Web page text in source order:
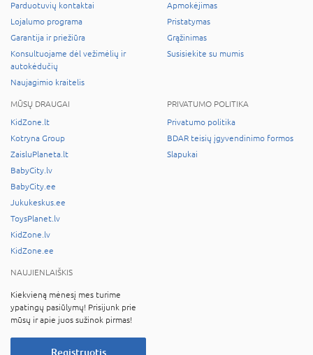
Parduotuvių kontaktai
Lojalumo programa
Garantija ir priežiūra
Konsultuojame dėl vežimėlių ir
autokėdučių
Naujagimio kraitelis
Apmokėjimas
Pristatymas
Grąžinimas
Susisiekite su mumis
MŪSŲ DRAUGAI
KidZone.lt
Kotryna Group
ZaisluPlaneta.lt
BabyCity.lv
BabyCity.ee
Jukukeskus.ee
ToysPlanet.lv
KidZone.lv
KidZone.ee
PRIVATUMO POLITIKA
Privatumo politika
BDAR teisių įgyvendinimo formos
Slapukai
NAUJIENLAIŠKIS
Kiekvieną mėnesį mes turime
ypatingų pasiūlymų! Prisijunk prie
mūsų ir apie juos sužinok pirmas!
Registruotis